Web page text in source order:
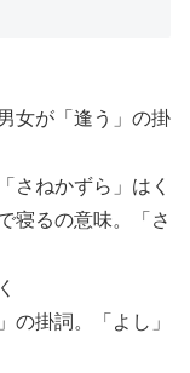
女が「逢う」の掛
さねかずら」はく
寝るの意味。「さ
の掛詞。「よし」